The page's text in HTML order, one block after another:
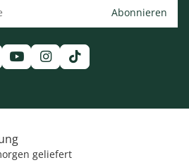
geliefert
Abonnieren